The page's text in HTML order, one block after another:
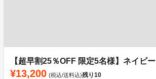
【超早割25％OFF 限定5名様】ネイビー
¥13,200 (税込/送料込)残り10